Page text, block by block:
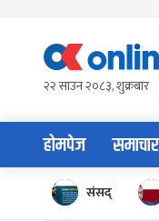
content२२ साउन २०८३, शुक्रबार
होमपेज समाचार
संसद्